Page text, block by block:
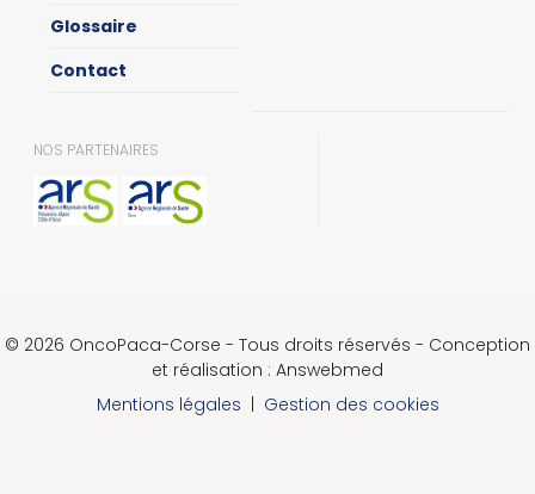
Glossaire
Contact
NOS PARTENAIRES
© 2026 OncoPaca-Corse - Tous droits réservés - Conception
et réalisation : Answebmed
Mentions légales
Gestion des cookies